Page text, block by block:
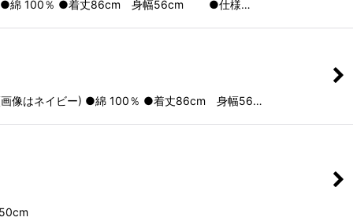
ゅう ●綿 100％ ●着丈86cm 身幅56cm ●仕様…
(画像はネイビー) ●綿 100％ ●着丈86cm 身幅56…